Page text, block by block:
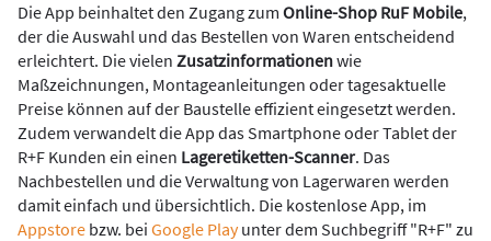
Die App beinhaltet den Zugang zum Online-Shop RuF Mobile,
der die Auswahl und das Bestellen von Waren entscheidend
erleichtert. Die vielen Zusatzinformationenwie
Maßzeichnungen, Montageanleitungen oder tagesaktuelle
Preise können auf der Baustelle effizient eingesetzt werden.
Zudem verwandelt die App das Smartphone oder Tablet der
R+F Kunden ein einen Lageretiketten-Scanner. Das
Nachbestellen und die Verwaltung von Lagerwaren werden
damit einfach und übersichtlich. Die kostenlose App, im
Appstore bzw. bei Google Playunter dem Suchbegriff "R+F" zu